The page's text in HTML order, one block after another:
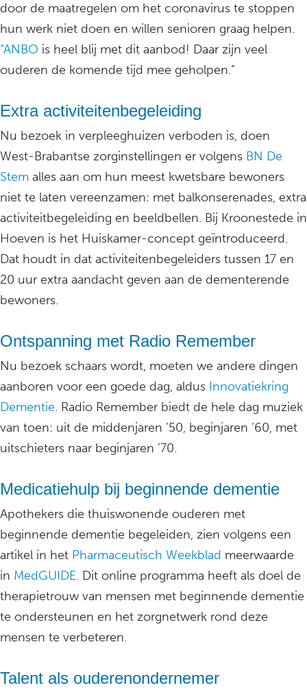
door de maatregelen om het coronavirus te stoppen
hun werk niet doen en willen senioren graag helpen.
“ANBO is heel blij met dit aanbod! Daar zijn veel
ouderen de komende tijd mee geholpen.”
Extra activiteitenbegeleiding
Nu bezoek in verpleeghuizen verboden is, doen
West-Brabantse zorginstellingen er volgens BN De
Stem alles aan om hun meest kwetsbare bewoners
niet te laten vereenzamen: met balkonserenades, extra
activiteitbegeleiding en beeldbellen. Bij Kroonestede in
Hoeven is het Huiskamer-concept geïntroduceerd.
Dat houdt in dat activiteitenbegeleiders tussen 17 en
20 uur extra aandacht geven aan de dementerende
bewoners.
Ontspanning met Radio Remember
Nu bezoek schaars wordt, moeten we andere dingen
aanboren voor een goede dag, aldus Innovatiekring
Dementie. Radio Remember biedt de hele dag muziek
van toen: uit de middenjaren ’50, beginjaren ’60, met
uitschieters naar beginjaren ’70.
Medicatiehulp bij beginnende dementie
Apothekers die thuiswonende ouderen met
beginnende dementie begeleiden, zien volgens een
artikel in het Pharmaceutisch Weekblad meerwaarde
in MedGUIDE. Dit online programma heeft als doel de
therapietrouw van mensen met beginnende dementie
te ondersteunen en het zorgnetwerk rond deze
mensen te verbeteren.
Talent als ouderenondernemer